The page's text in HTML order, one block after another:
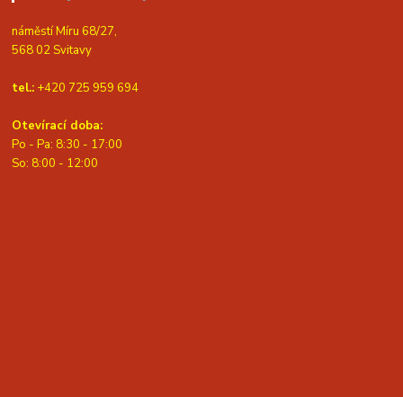
náměstí Míru 68/27,
568 02 Svitavy
tel.: +420 725 959 694
Otevírací doba:
Po - Pa: 8:30 - 17:00
So: 8:00 - 12:00